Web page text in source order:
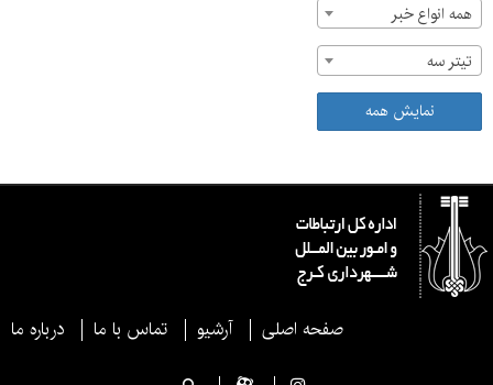
همه انواع خبر
تیتر سه
نمایش همه
صفحه اصلی آرشیو تماس با ما درباره ما